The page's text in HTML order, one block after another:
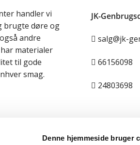
Denne hjemmeside bruger
handler vi
brugte døre og
andre
materialer
til gode
smag.
JK-
salg@jk-
66156098
24803698